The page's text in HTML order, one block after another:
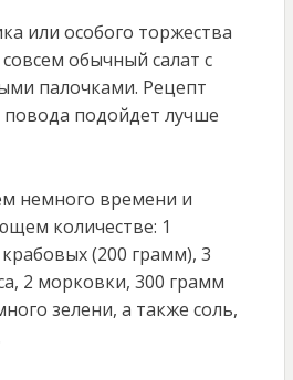
или особого торжества
обычный салат с
палочками. Рецепт
повода подойдет лучше
немного времени и
количестве: 1
(200 грамм), 3
2 морковки, 300 грамм
зелени, а также соль,